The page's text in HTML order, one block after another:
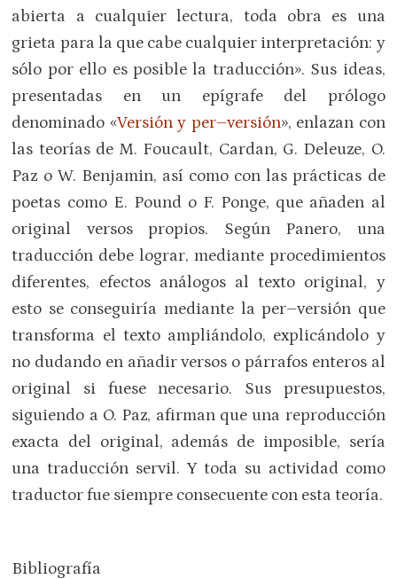
abierta a cualquier lectura, toda obra es una
grieta para la que cabe cualquier interpretación: y
sólo por ello es posible la traducción». Sus ideas,
presentadas en un epígrafe del prólogo
denominado «Versión y per–versión», enlazan con
las teorías de M. Foucault, Cardan, G. Deleuze, O.
Paz o W. Benjamin, así como con las prácticas de
poetas como E. Pound o F. Ponge, que añaden al
original versos propios. Según Panero, una
traducción debe lograr, mediante procedimientos
diferentes, efectos análogos al texto original, y
esto se conseguiría mediante la per–versión que
transforma el texto ampliándolo, explicándolo y
no dudando en añadir versos o párrafos enteros al
original si fuese necesario. Sus presupuestos,
siguiendo a O. Paz, afirman que una reproducción
exacta del original, además de imposible, sería
una traducción servil. Y toda su actividad como
traductor fue siempre consecuente con esta teoría.
Bibliografía